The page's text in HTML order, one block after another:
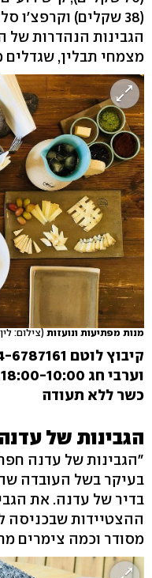
הגבינות הנהדרות
מצמחי תבלין, שגדלים
מנות מפתיעות ונועזות (צילום:
כשר ללא תעודה
הגבינות של
"הגבינות של עדנה
בעיקר בשל העובדה
בדיר של עדנה. את
ההצטיידות שבכניסה
מסודר וכמה צימרים